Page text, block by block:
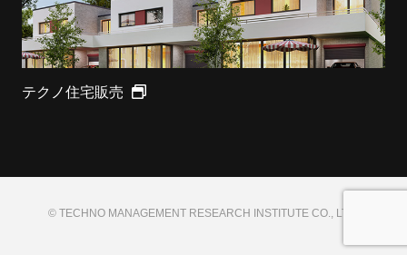
テクノ住宅販売
© TECHNO MANAGEMENT RESEARCH INSTITUTE CO., LTD.